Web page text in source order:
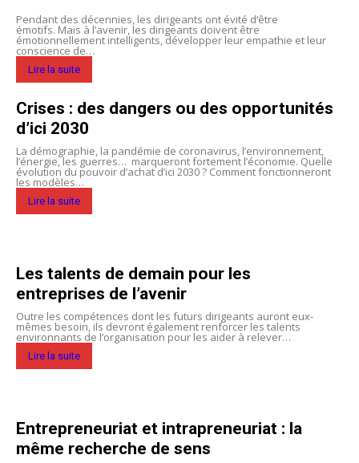
Pendant des décennies, les dirigeants ont évité d’être
émotifs. Mais à l’avenir, les dirigeants doivent être
émotionnellement intelligents, développer leur empathie et leur
conscience de…
Lire la suite
Crises : des dangers ou des opportunités
d’ici 2030
La démographie, la pandémie de coronavirus, l’environnement,
l’énergie, les guerres… marqueront fortement l’économie. Quelle
évolution du pouvoir d’achat d’ici 2030 ? Comment fonctionneront
les modèles…
Lire la suite
Les talents de demain pour les
entreprises de l’avenir
Outre les compétences dont les futurs dirigeants auront eux-
mêmes besoin, ils devront également renforcer les talents
environnants de l’organisation pour les aider à relever…
Lire la suite
Entrepreneuriat et intrapreneuriat : la
même recherche de sens